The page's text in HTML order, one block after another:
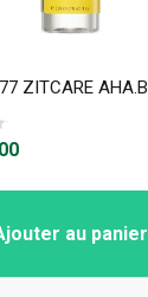
au panier